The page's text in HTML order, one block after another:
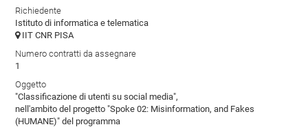
Richiedente
Istituto di informatica e telematica
IIT CNR PISA
Numero contratti da assegnare
1
Oggetto
"Classificazione di utenti su social media",
nell'ambito del progetto "Spoke 02: Misinformation, and Fakes
(HUMANE)" del programma